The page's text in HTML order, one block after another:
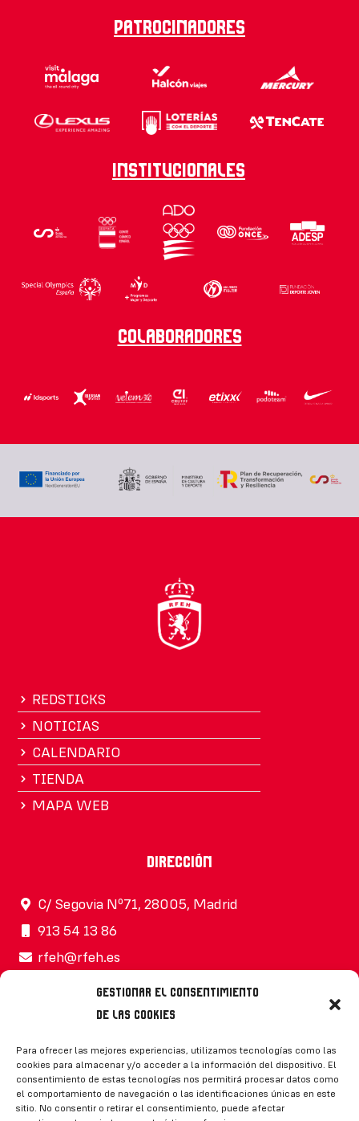
Gestionar el consentimiento
de las cookies
Para ofrecer las mejores experiencias, utilizamos tecnologías como las
cookies para almacenar y/o acceder a la información del dispositivo. El
consentimiento de estas tecnologías nos permitirá procesar datos como
el comportamiento de navegación o las identificaciones únicas en este
sitio. No consentir o retirar el consentimiento, puede afectar
Patrocinadores
Institucionales
Colaboradores
REDSTICKS
NOTICIAS
CALENDARIO
TIENDA
MAPA WEB
Dirección
C/ Segovia Nº71, 28005, Madrid
913 54 13 86
rfeh@rfeh.es
Síguenos